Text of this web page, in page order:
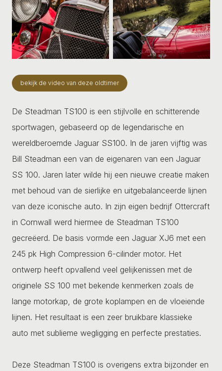
bekijk de video van deze oldtimer
De Steadman TS100 is een stijlvolle en schitterende
sportwagen, gebaseerd op de legendarische en
wereldberoemde Jaguar SS100. In de jaren vijftig was
Bill Steadman een van de eigenaren van een Jaguar
SS 100. Jaren later wilde hij een nieuwe creatie maken
met behoud van de sierlijke en uitgebalanceerde lijnen
van deze iconische auto. In zijn eigen bedrijf Ottercraft
in Cornwall werd hiermee de Steadman TS100
gecreëerd. De basis vormde een Jaguar XJ6 met een
245 pk High Compression 6-cilinder motor. Het
ontwerp heeft opvallend veel gelijkenissen met de
originele SS 100 met bekende kenmerken zoals de
lange motorkap, de grote koplampen en de vloeiende
lijnen. Het resultaat is een zeer bruikbare klassieke
auto met sublieme wegligging en perfecte prestaties.
Deze Steadman TS100 is overigens extra bijzonder en